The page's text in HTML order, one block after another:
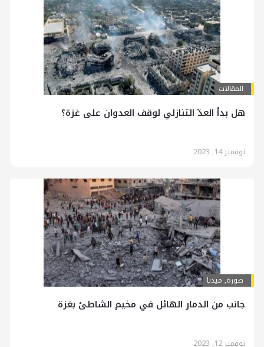
المقالات
هل بدأ العدّ التنازلي لوقف العدوان على غزة؟
نوفمبر 14, 2023
صورة, ميديا
جانب من الدمار الهائل في مخيم الشاطئ بغزة
نوفمبر 12, 2023